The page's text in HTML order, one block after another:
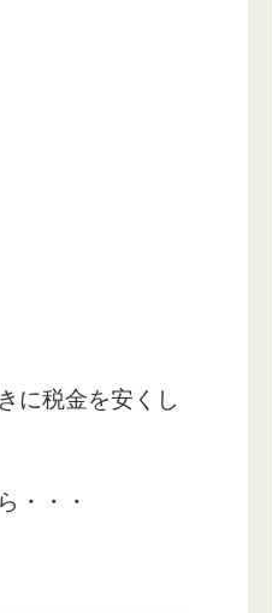
に税金を安くし
・・・